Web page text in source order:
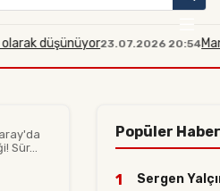
23.07.2026 20:54Manisa'da
Sür...
Popüler
1 Sergen